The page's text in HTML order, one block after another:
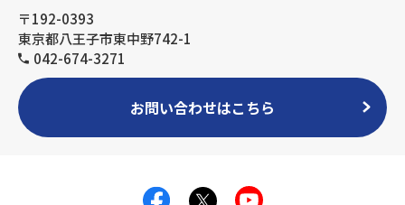
〒192-0393
東京都八王子市東中野742-1
042-674-3271
お問い合わせはこちら